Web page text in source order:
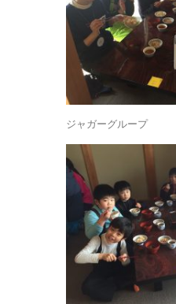
ジャガーグループ